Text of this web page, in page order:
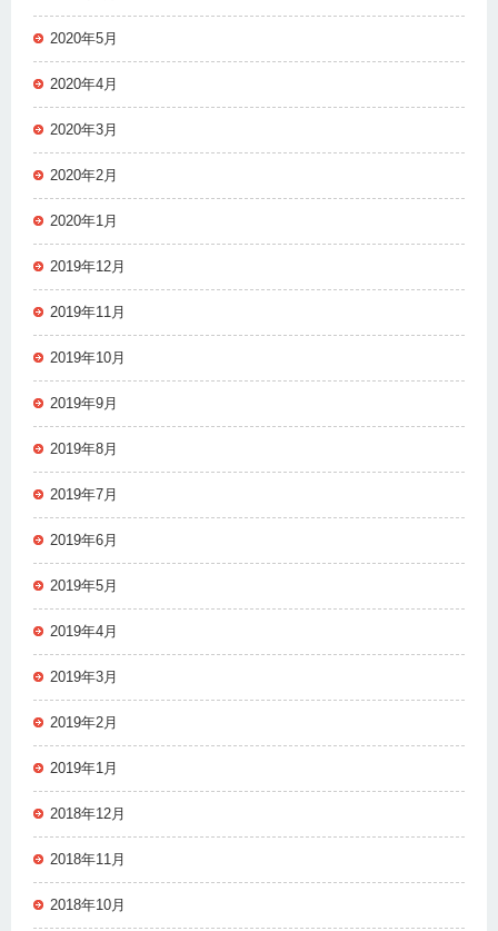
2020年5月
2020年4月
2020年3月
2020年2月
2020年1月
2019年12月
2019年11月
2019年10月
2019年9月
2019年8月
2019年7月
2019年6月
2019年5月
2019年4月
2019年3月
2019年2月
2019年1月
2018年12月
2018年11月
2018年10月